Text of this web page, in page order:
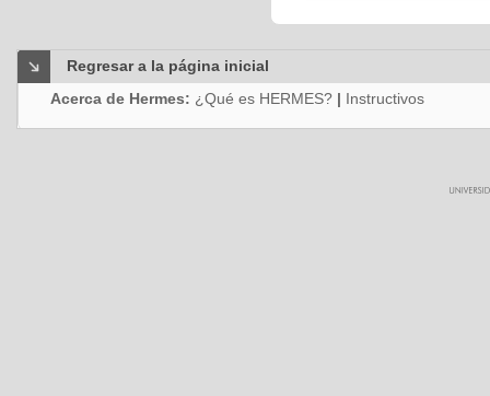
Regresar a la página inicial
Acerca de Hermes: ¿Qué es HERMES? | Instructivos